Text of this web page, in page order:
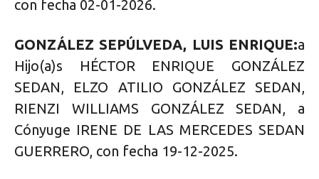
con fecha 02-01-2026.
GONZÁLEZ SEPÚLVEDA, LUIS ENRIQUE:a
Hijo(a)s HÉCTOR ENRIQUE GONZÁLEZ
SEDAN, ELZO ATILIO GONZÁLEZ SEDAN,
RIENZI WILLIAMS GONZÁLEZ SEDAN, a
Cónyuge IRENE DE LAS MERCEDES SEDAN
GUERRERO, con fecha 19-12-2025.